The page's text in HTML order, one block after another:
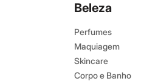
Beleza
Perfumes
Maquiagem
Skincare
Corpo e Banho